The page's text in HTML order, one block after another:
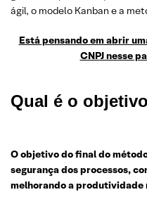
ágil, o modelo Kanban e a
Está pensando em abrir
CNPJ nesse
Qual é o
O objetivo do final do
segurança dos processos,
melhorando a produtividade